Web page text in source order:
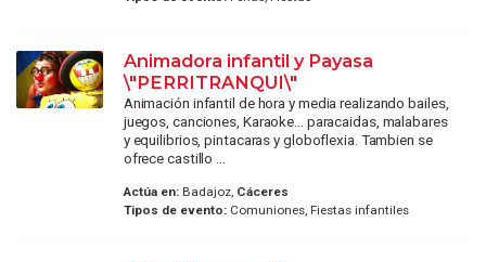
Animadora infantil y Payasa
\"PERRITRANQUI\"
Animación infantil de hora y media realizando bailes,
juegos, canciones, Karaoke... paracaidas, malabares
y equilibrios, pintacaras y globoflexia. Tambien se
ofrece castillo ...
Actúa en:Badajoz, Cáceres
Tipos de evento:Comuniones, Fiestas infantiles